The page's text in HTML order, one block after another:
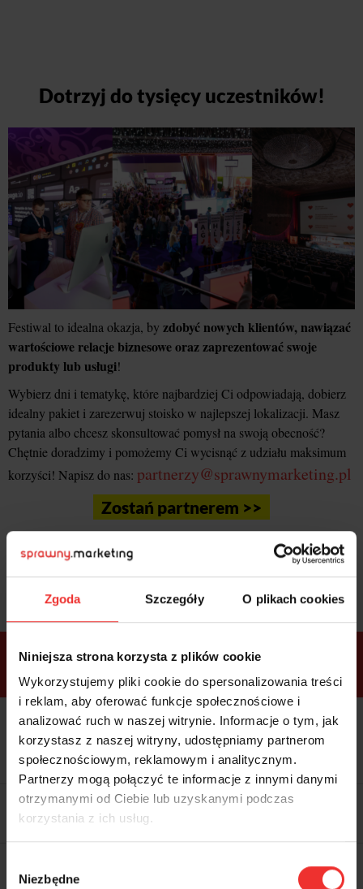
Zgoda Szczegóły O plikach cookies
Niniejsza strona korzysta z plików cookie
Wykorzystujemy pliki cookie do spersonalizowania treści
i reklam, aby oferować funkcje społecznościowe i
analizować ruch w naszej witrynie. Informacje o tym, jak
korzystasz z naszej witryny, udostępniamy partnerom
społecznościowym, reklamowym i analitycznym.
Partnerzy mogą połączyć te informacje z innymi danymi
otrzymanymi od Ciebie lub uzyskanymi podczas
korzystania z ich usług.
zgody
Niezbędne
Dotrzyj do tysięcy uczestników!
Festiwal to idealna okazja, by zdobyć nowych klientów, nawiązać
wartościowe relacje biznesowe oraz zaprezentować swoje
produkty lub usługi!
Wybierz dni i tematykę, które najbardziej Ci odpowiadają, dobierz
idealny pakiet i zarezerwuj stoisko w najlepszej lokalizacji. Masz
pytania albo chcesz skonsultować pomysł na swoją obecność?
Chętnie doradzimy i pomożemy Ci wycisnąć z udziału maksimum
korzyści! Napisz do nas: partnerzy@sprawnymarketing.pl
Zostań partnerem >>
Sprawdź bonusyi wybierz bilet
ramach
pakietów
VIP Premium
Kolacja z prelegentami i before
party (Hotel Sheraton, 27.10) tylko
wbilecie ALLPASS VIP
Dostępne
tylko w
bilecie
ALLPASS
VIP
Dedykowana strefa VIP z
możliwością networkingu z
prelegentami i wystawcami w
WARTOŚĆ: 1970 zł